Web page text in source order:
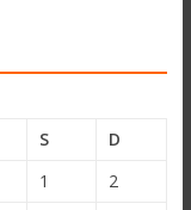
S
D
1
2